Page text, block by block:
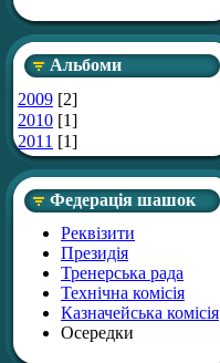
Альбоми
2009 [2]
2010 [1]
2011 [1]
Федерація шашок
Реквізити
Президія
Тренерська рада
Технічна комісія
Казначейська комісія
Осередки